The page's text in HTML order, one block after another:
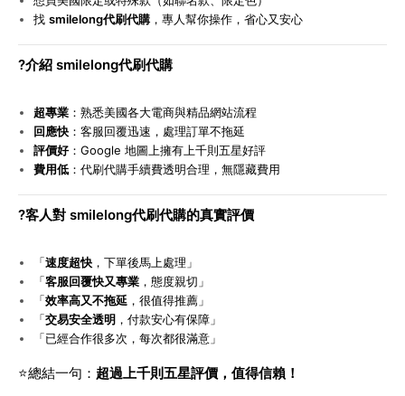
找 smilelong代刷代購，專人幫你操作，省心又安心
?介紹 smilelong代刷代購
超專業：熟悉美國各大電商與精品網站流程
回應快：客服回覆迅速，處理訂單不拖延
評價好：Google 地圖上擁有上千則五星好評
費用低：代刷代購手續費透明合理，無隱藏費用
?客人對 smilelong代刷代購的真實評價
「速度超快，下單後馬上處理」
「客服回覆快又專業，態度親切」
「效率高又不拖延 ，很值得推薦」
「交易安全透明，付款安心有保障」
「已經合作很多次，每次都很滿意」
⭐總結一句： 超過上千則五星評價，值得信賴！